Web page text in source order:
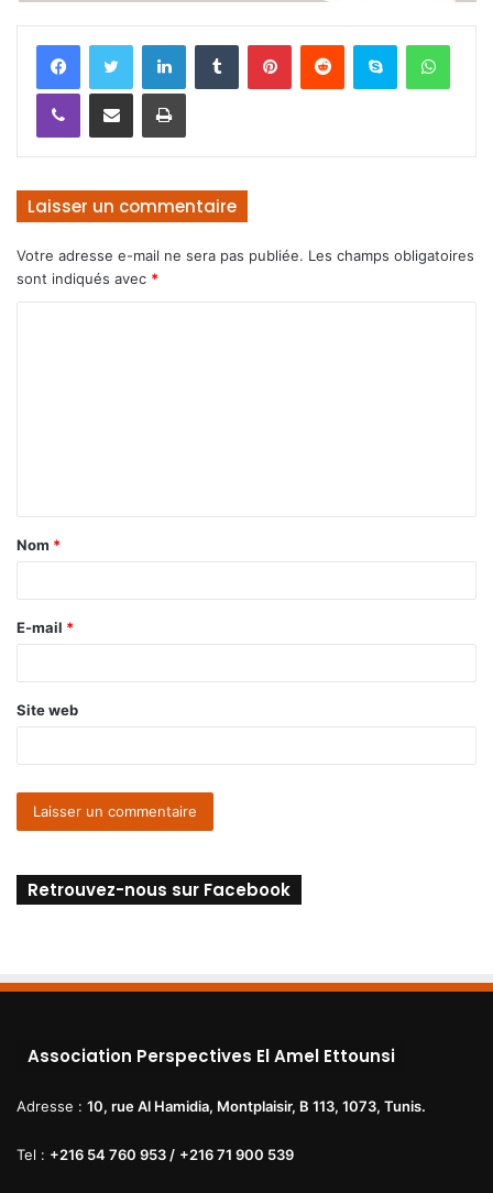
Laisser un commentaire
Votre adresse e-mail ne sera pas publiée. Les champs obligatoires
sont indiqués avec *
Nom *
E-mail *
Site web
Retrouvez-nous sur Facebook
Association Perspectives El Amel Ettounsi
Adresse : 10, rue Al Hamidia, Montplaisir, B 113, 1073, Tunis.
Tel : +216 54 760 953 / +216 71 900 539